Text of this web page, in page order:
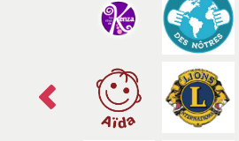
Précédent